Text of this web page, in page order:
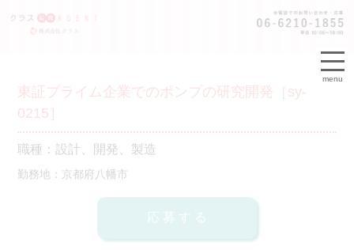
menu
東証プライム企業でのポンプの研究開発［sy-
0215］
職種：設計、開発、製造
勤務地：京都府八幡市